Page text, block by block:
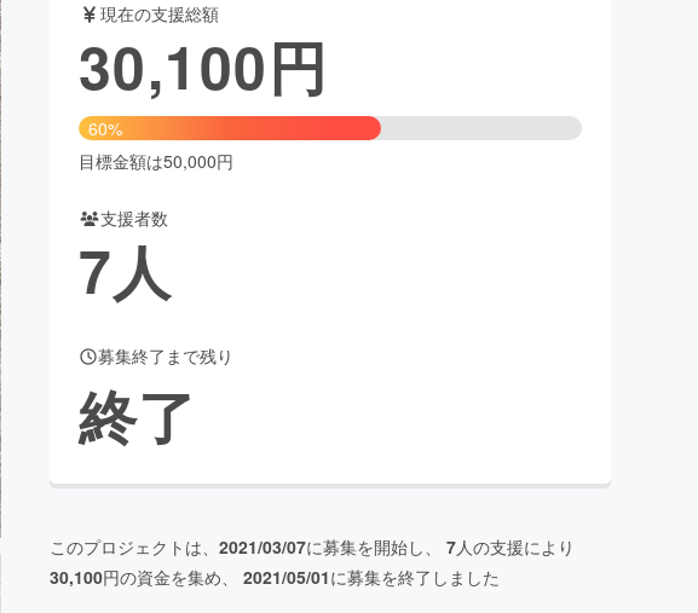
パフォーマンス
・飲食店 ファッション
・漫画
ティー・ヘルスケア
ニティ
現在の支援総額
30,100円
60%
目標金額は50,000円
支援者数
7人
募集終了まで残り
終了
このプロジェクトは、 2021/03/07に募集を開始し、 7人の支援により
30,100円の資金を集め、 2021/05/01に募集を終了しました